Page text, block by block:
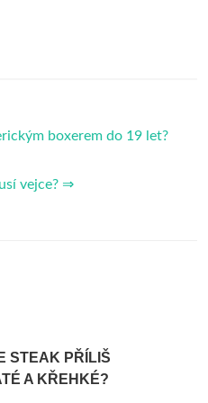
boxerem do 19 let?
vejce? ⇒
STEAK PŘÍLIŠ
A KŘEHKÉ?